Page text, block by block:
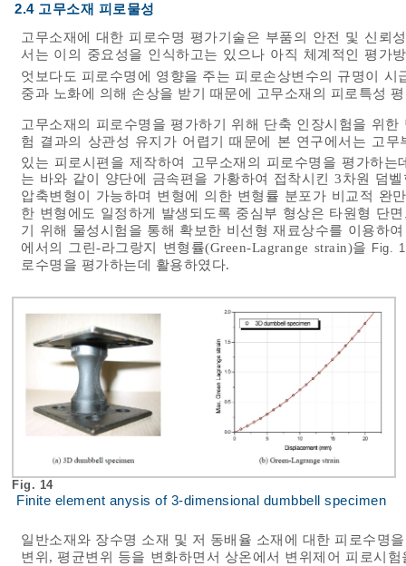
2.4 고무소재 피로물성
고무소재에 대한 피로수명 평가기술은 부품의 안전 및 신뢰
서는 이의 중요성을 인식하고는 있으나 아직 체계적인 평가
엇보다도 피로수명에 영향을 주는 피로손상변수의 규명이 시
중과 노화에 의해 손상을 받기 때문에 고무소재의 피로특성
고무소재의 피로수명을 평가하기 위해 단축 인장시험을 위
험 결과의 상관성 유지가 어렵기 때문에 본 연구에서는 고
있는 피로시편을 제작하여 고무소재의 피로수명을 평가하는
는 바와 같이 양단에 금속편을 가황하여 접착시킨 3차원 덤
압축변형이 가능하며 변형에 의한 변형률 분포가 비교적 완
한 변형에도 일정하게 발생되도록 중심부 형상은 타원형 단
기 위해 물성시험을 통해 확보한 비선형 재료상수를 이용하
에서의 그린-라그랑지 변형률(Green-Lagrange strain)을 Fig.
로수명을 평가하는데 활용하였다.
Fig. 14
Finite element anysis of 3-dimensional dumbbell specimen
일반소재와 장수명 소재 및 저 동배율 소재에 대한 피로수명
변위, 평균변위 등을 변화하면서 상온에서 변위제어 피로시